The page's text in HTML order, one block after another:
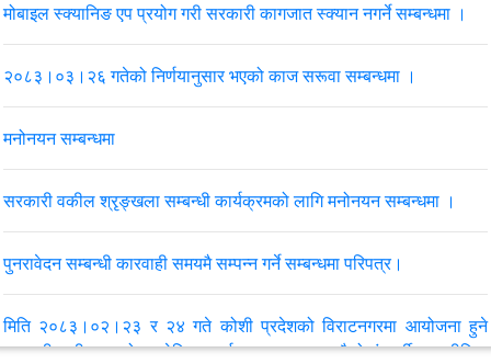
मोबाइल स्क्यानिङ एप प्रयोग गरी सरकारी कागजात स्क्यान नगर्ने सम्बन्धमा ।
२०८३।०३।२६ गतेको निर्णयानुसार भएको काज सरूवा सम्बन्धमा ।
मनोनयन सम्बन्धमा
सरकारी वकील श्रृङ्खला सम्बन्धी कार्यक्रमको लागि मनोनयन सम्बन्धमा ।
पुनरावेदन सम्बन्धी कारवाही समयमै सम्पन्न गर्ने सम्बन्धमा परिपत्र।
मिति २०८३।०२।२३ र २४ गते कोशी प्रदेशको विराटनगरमा आयोजना हुने
सरकारी वकीलहरूको प्रादेशिक कार्यशाला, २०८३ र चौथो पंचवर्षीय रणनीतिक